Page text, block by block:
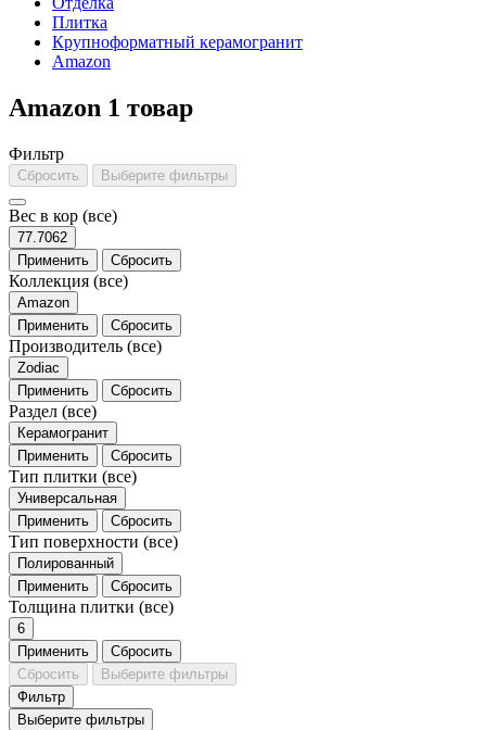
Плитка
Крупноформатный керамогранит
Amazon
Amazon 1 товар
Фильтр
Сбросить Выберите фильтры
Вес в кор (все)
77.7062
Применить
Сбросить
Коллекция (все)
Amazon
Применить
Сбросить
Производитель (все)
Zodiac
Применить
Сбросить
Раздел (все)
Керамогранит
Применить
Сбросить
Тип плитки (все)
Универсальная
Применить
Сбросить
Тип поверхности (все)
Полированный
Применить
Сбросить
Толщина плитки (все)
6
Применить
Сбросить
Сбросить
Выберите фильтры
Фильтр
Выберите фильтры